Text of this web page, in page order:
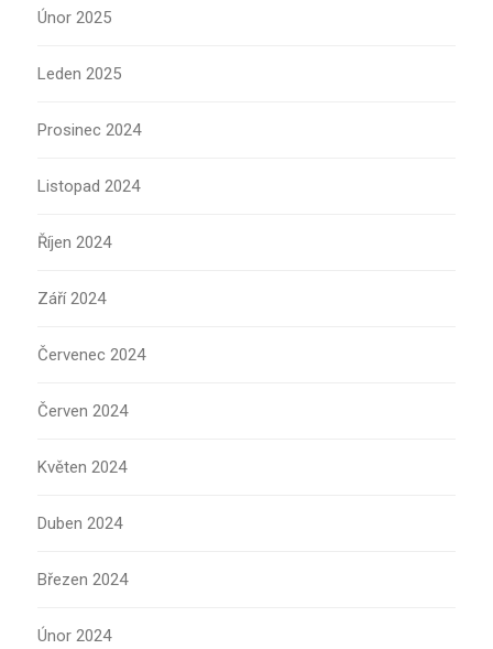
Únor 2025
Leden 2025
Prosinec 2024
Listopad 2024
Říjen 2024
Září 2024
Červenec 2024
Červen 2024
Květen 2024
Duben 2024
Březen 2024
Únor 2024